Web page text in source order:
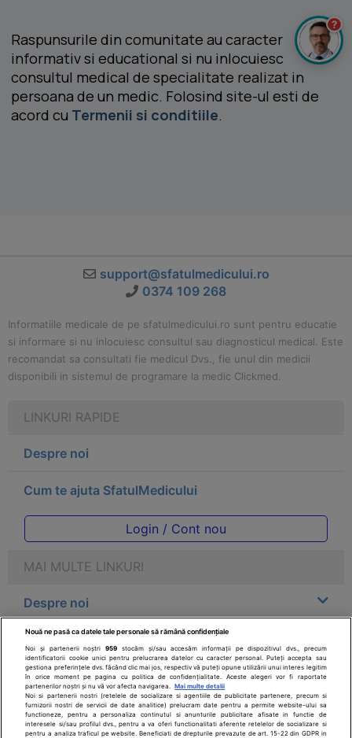
Raspunsurile din comunitate au caracter
informativ si educational si nu inlocuiesc
consultul medical de specialitate realizat in
persoana de un medic. Folosind site-ul esti de
acord cu Termenii si conditiile.
support@sfatulmedicului.ro
0374 109 268
Informatiile medicale de pe sfatulmedicului.ro sunt pentru educatie
si informare si nu inlocuiesc consultul sau diagnosticul medical. Este
recomandat sa consultati fie medicul Dvs., fie unul din medicii
disponibili in sistemul de programare la medic Clickmed.
LINKURI RAPIDE
Despre noi
Cum te ajuta SfatulMedicului
Login / Cont nou
MAI MULTE LINKURI
Despre noi
Legal
Drepturile consumatorului
Parteneri
?
Nouă ne pasă ca datele tale personale să rămână confidențiale
Noi și partenerii noștri959 stocăm și/sau accesăm informații pe dispozitivul dvs., precum
identificatorii cookie unici pentru prelucrarea datelor cu caracter personal. Puteți accepta sau
gestiona preferințele dvs. făcând clic mai jos, respectiv vă puteți opune utilizării unui interes legitim
în orice moment pe pagina cu politica de confidențialitate. Aceste alegeri vor fi raportate
partenerilor noștri și nu vă vor afecta navigarea.
Mai multe detalii
Noi si partenerii nostri (retelele de socializare si agentiile de publicitate partenere, precum si
furnizorii nostri de servicii de date analitice) prelucram date pentru a permite website-ului sa
functioneze, pentru a personaliza continutul si anunturile publicitare afisate in functie de
interesele si/sau profilul dvs., pentru a va oferi functionalitati aferente retelelor de socializare si
pentru a analiza traficul pe website. Beneficiati de drepturile prevazute de art. 15-22 din GDPR in